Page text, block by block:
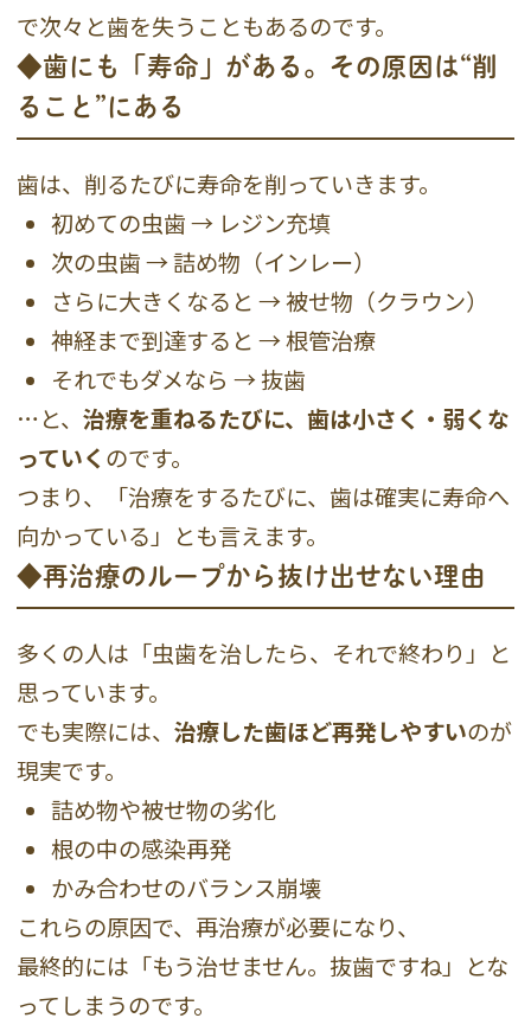
で次々と歯を失うこともあるのです。
◆歯にも「寿命」がある。その原因は“削
ること”にある
歯は、削るたびに寿命を削っていきます。
初めての虫歯 → レジン充填
次の虫歯 → 詰め物（インレー）
さらに大きくなると → 被せ物（クラウン）
神経まで到達すると → 根管治療
それでもダメなら → 抜歯
…と、治療を重ねるたびに、歯は小さく・弱くな
っていくのです。
つまり、「治療をするたびに、歯は確実に寿命へ
向かっている」とも言えます。
◆再治療のループから抜け出せない理由
多くの人は「虫歯を治したら、それで終わり」と
思っています。
でも実際には、治療した歯ほど再発しやすいのが
現実です。
詰め物や被せ物の劣化
根の中の感染再発
かみ合わせのバランス崩壊
これらの原因で、再治療が必要になり、
最終的には「もう治せません。抜歯ですね」とな
ってしまうのです。